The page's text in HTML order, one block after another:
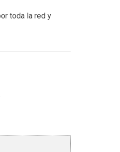
toda la red y